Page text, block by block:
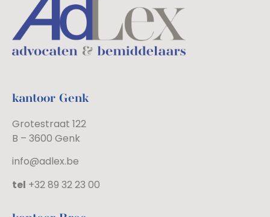
kantoor Genk
Grotestraat 122
B – 3600 Genk
info@adlex.be
tel +32 89 32 23 00